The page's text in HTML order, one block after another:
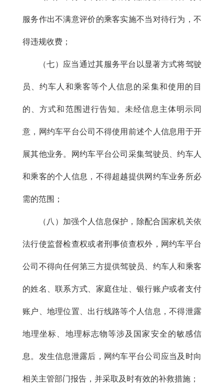
服务作出不满意评价的乘客实施不当对待行为，不
得违规收费；
（七）应当通过其服务平台以显著方式将驾驶
员、约车人和乘客等个人信息的采集和使用的目
的、方式和范围进行告知。未经信息主体明示同
意，网约车平台公司不得使用前述个人信息用于开
展其他业务。网约车平台公司采集驾驶员、约车人
和乘客的个人信息，不得超越提供网约车业务所必
需的范围；
（八）加强个人信息保护，除配合国家机关依
法行使监督检查权或者刑事侦查权外，网约车平台
公司不得向任何第三方提供驾驶员、约车人和乘客
的姓名、联系方式、家庭住址、银行账户或者支付
账户、地理位置、出行线路等个人信息，不得泄露
地理坐标、地理标志物等涉及国家安全的敏感信
息。发生信息泄露后，网约车平台公司应当及时向
相关主管部门报告，并采取及时有效的补救措施；